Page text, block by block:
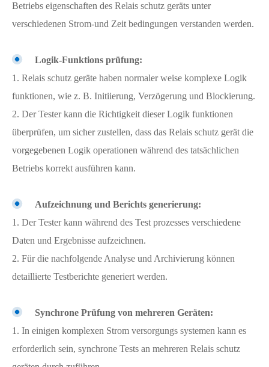
Betriebs eigenschaften des Relais schutz geräts unter
verschiedenen Strom-und Zeit bedingungen verstanden werden.
Logik-Funktions prüfung:
1. Relais schutz geräte haben normaler weise komplexe Logik
funktionen, wie z. B. Initiierung, Verzögerung und Blockierung.
2. Der Tester kann die Richtigkeit dieser Logik funktionen
überprüfen, um sicher zustellen, dass das Relais schutz gerät die
vorgegebenen Logik operationen während des tatsächlichen
Betriebs korrekt ausführen kann.
Aufzeichnung und Berichts generierung:
1. Der Tester kann während des Test prozesses verschiedene
Daten und Ergebnisse aufzeichnen.
2. Für die nachfolgende Analyse und Archivierung können
detaillierte Testberichte generiert werden.
Synchrone Prüfung von mehreren Geräten:
1. In einigen komplexen Strom versorgungs systemen kann es
erforderlich sein, synchrone Tests an mehreren Relais schutz